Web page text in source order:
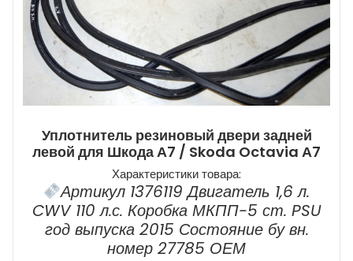
Уплотнитель резиновый двери задней
левой для Шкода А7 / Skoda Octavia А7
Характеристики товара:
Артикул 1376119 Двигатель 1,6 л.
CWV 110 л.с. Коробка МКПП-5 ст. PSU
год выпуска 2015 Состояние бу вн.
номер 27785 ОЕМ